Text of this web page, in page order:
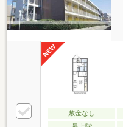
敷金なし